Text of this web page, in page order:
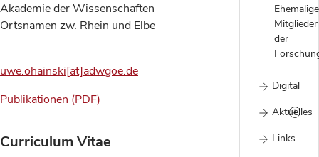
Ehemalige
Mitglieder
der
Digital
Aktuelles
Links
Akademie der Wissenschaften
Ortsnamen zw. Rhein und Elbe
uwe.ohainski[at]adwgoe.de
Publikationen (PDF)
Curriculum Vitae